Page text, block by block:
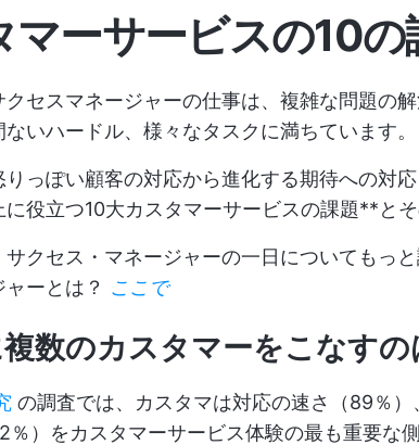
マーサービスの10の
クセスマネージャーの仕事は、複雑な問題の
いハードル、様々なタスクに満ちています。
りっぽい顧客の対応から進化する期待への対
役立つ10大カスタマーサービスの課題**とそ
サクセス・マネージャーの一日についてもっ
ーとは？ ここで
数のカスタマーをこなす
の調査では、カスタマは対応の速さ（89％
％）をカスタマーサービス体験の最も重要な